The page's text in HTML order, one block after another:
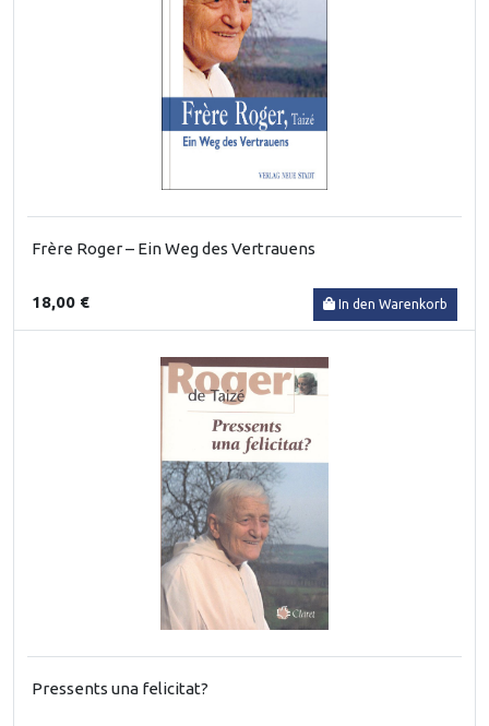
Frère Roger – Ein Weg des Vertrauens
18,00 € In den Warenkorb
Pressents una felicitat?